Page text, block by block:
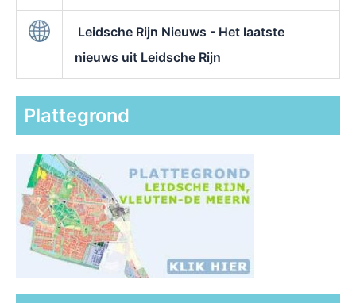
Leidsche Rijn Nieuws - Het laatste
nieuws uit Leidsche Rijn
Plattegrond